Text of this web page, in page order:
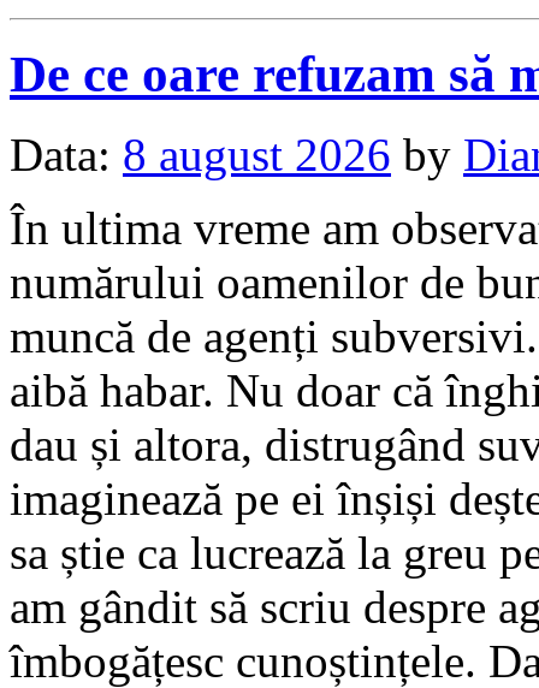
De ce oare refuzam
Data: 8 august 2026 by
În ultima vreme am
numărului oamenilor de
muncă de agenți
aibă habar. Nu doar că
dau și altora, distrugând
imaginează pe ei înșiși
sa știe ca lucrează la greu
am gândit să scriu despre
îmbogățesc cunoștințele.